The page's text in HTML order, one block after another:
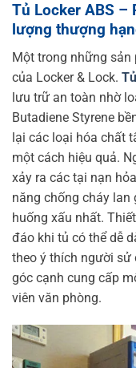
Tủ Locker ABS –
lượng thượng
Một trong những sản
của Locker & Lock.
lưu trữ an toàn nhờ
Butadiene Styrene
lại các loại hóa chất
một cách hiệu quả.
xảy ra các tại nạn
năng chống cháy
huống xấu nhất.
đáo khi tủ có thể dễ
theo ý thích người sử
góc cạnh cung cấp
viên văn phòng.